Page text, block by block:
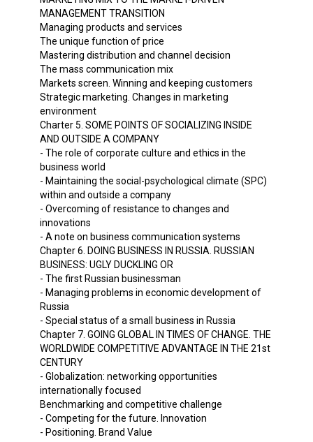
MANAGEMENT TRANSITION
Managing products and services
The unique function of price
Mastering distribution and channel decision
The mass communication mix
Markets screen. Winning and keeping customers
Strategic marketing. Changes in marketing
environment
Charter 5. SOME POINTS OF SOCIALIZING INSIDE
AND OUTSIDE A COMPANY
- The role of corporate culture and ethics in the
business world
- Maintaining the social-psychological climate (SPC)
within and outside a company
- Overcoming of resistance to changes and
innovations
- A note on business communication systems
Chapter 6. DOING BUSINESS IN RUSSIA. RUSSIAN
BUSINESS: UGLY DUCKLING OR
- The first Russian businessman
- Managing problems in economic development of
Russia
- Special status of a small business in Russia
Chapter 7. GOING GLOBAL IN TIMES OF CHANGE. THE
WORLDWIDE COMPETITIVE ADVANTAGE IN THE 21st
CENTURY
- Globalization: networking opportunities
internationally focused
Benchmarking and competitive challenge
- Competing for the future. Innovation
- Positioning. Brand Value